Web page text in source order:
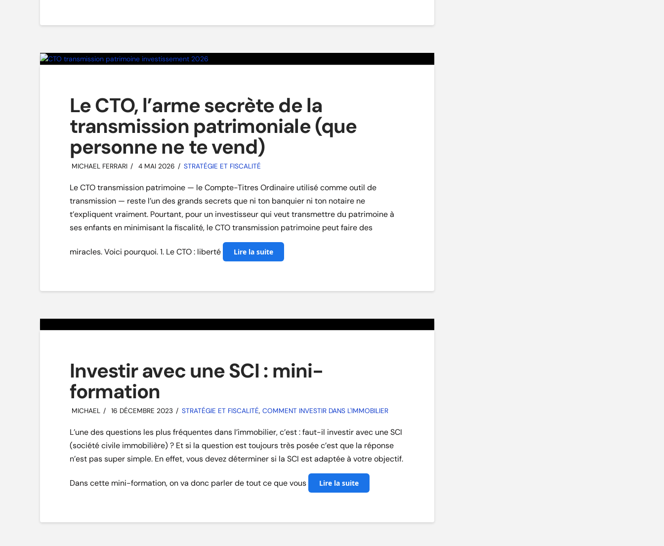
Le CTO, l’arme secrète de la
transmission patrimoniale (que
personne ne te vend)
MICHAEL FERRARI 4 MAI 2026 STRATÉGIE ET FISCALITÉ
Le CTO transmission patrimoine — le Compte-Titres Ordinaire utilisé comme outil de
transmission — reste l’un des grands secrets que ni ton banquier ni ton notaire ne
t’expliquent vraiment. Pourtant, pour un investisseur qui veut transmettre du patrimoine à
ses enfants en minimisant la fiscalité, le CTO transmission patrimoine peut faire des
miracles. Voici pourquoi. 1. Le CTO : liberté Lire la suite
Investir avec une SCI : mini-
formation
MICHAEL 16 DÉCEMBRE 2023 STRATÉGIE ET FISCALITÉ, COMMENT INVESTIR DANS L'IMMOBILIER
L’une des questions les plus fréquentes dans l’immobilier, c’est : faut-il investir avec une SCI
(société civile immobilière) ? Et si la question est toujours très posée c’est que la réponse
n’est pas super simple. En effet, vous devez déterminer si la SCI est adaptée à votre objectif.
Dans cette mini-formation, on va donc parler de tout ce que vous Lire la suite